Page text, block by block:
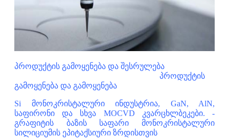
პროდუქტის გამოყენება და შესრულება
პროდუქტის
გამოყენება და გამოყენება
Si მონოკრისტალური ინდუსტრია, GaN, AlN,
საფირონი და სხვა MOCVD კვარცხლბეკები. -
გრაფიტის ბაზის საფარი მონოკრისტალური
სილიციუმის ეპიტაქსიური ზრდისთვის